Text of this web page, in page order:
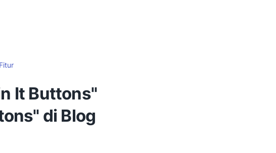
It Buttons"
di Blog